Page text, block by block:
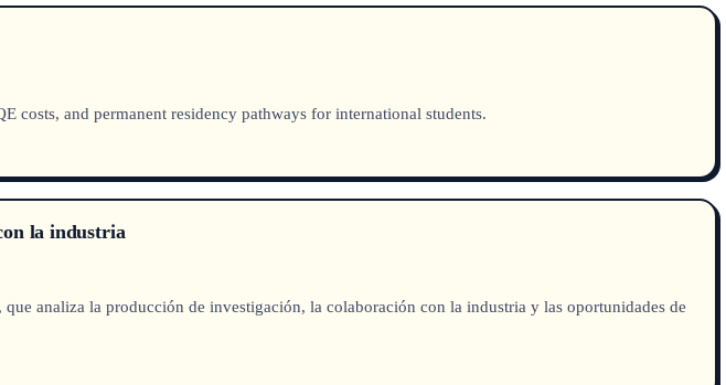
and permanent residency pathways for international students.
la industria
analiza la producción de investigación, la colaboración con la industria y las oportunidades de